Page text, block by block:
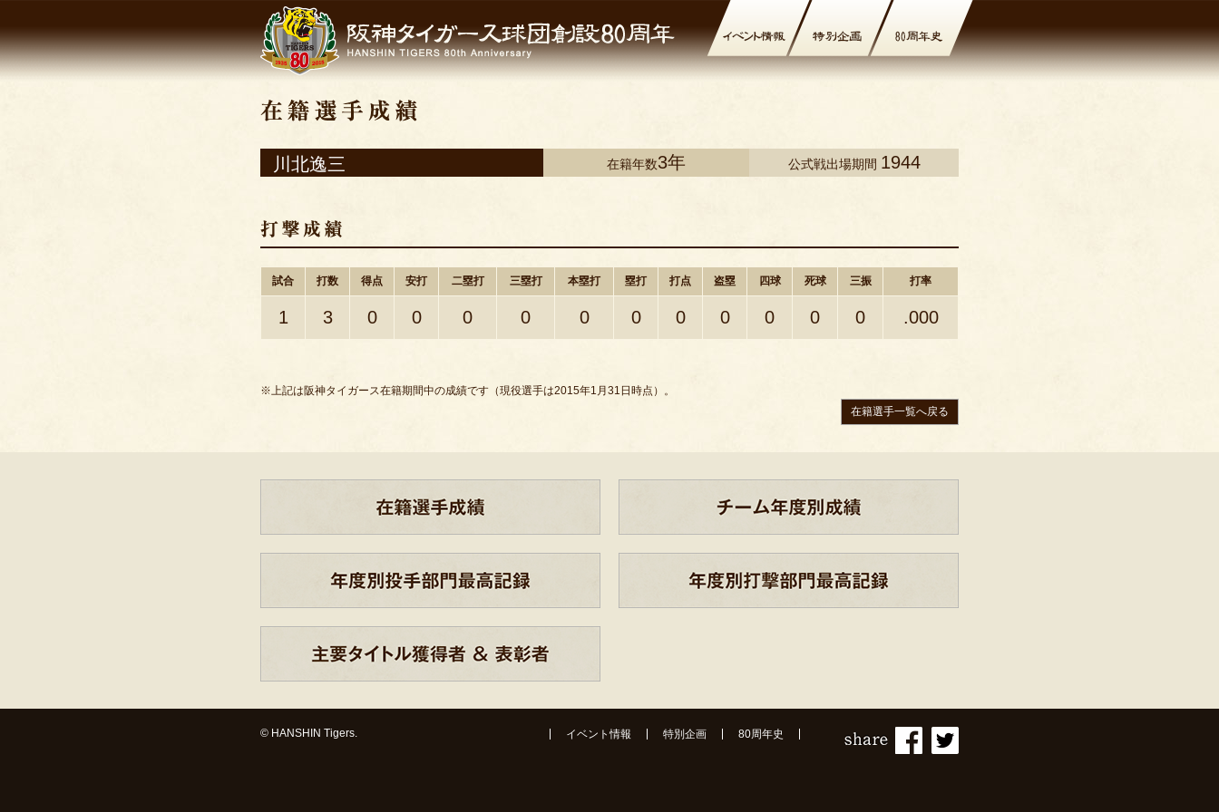
川北逸三 在籍年数3年 公式戦出場期間 1944
試合 打数 得点 安打 二塁打 三塁打 本塁打 塁打 打点 盗塁 四球 死球 三振 打率
1 3 0 0 0 0 0 0 0 0 0 0 0 .000
※上記は阪神タイガース在籍期間中の成績です（現役選手は2015年1月31日時点）。
在籍選手一覧へ戻る
© HANSHIN Tigers. イベント情報 特別企画 80周年史